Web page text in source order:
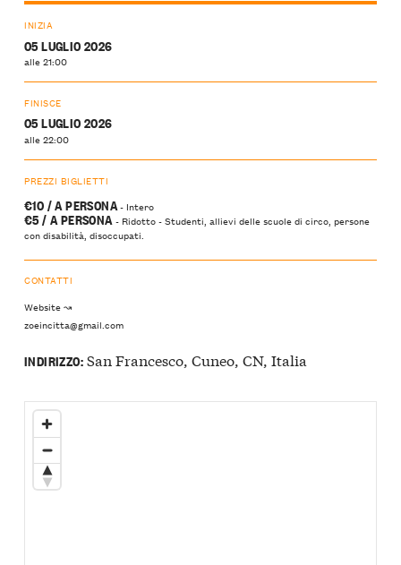
INIZIA
05 LUGLIO 2026
alle 21:00
FINISCE
05 LUGLIO 2026
alle 22:00
PREZZI BIGLIETTI
€10 / A PERSONA- Intero
€5 / A PERSONA- Ridotto - Studenti, allievi delle scuole di circo, persone
con disabilità, disoccupati.
CONTATTI
Website ↝
zoeincitta@gmail.com
INDIRIZZO:San Francesco, Cuneo, CN, Italia